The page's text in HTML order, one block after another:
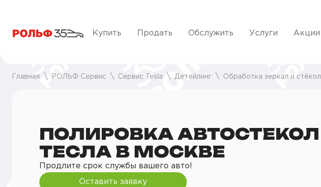
Купить Продать Обслужить Услуги Акции
Главная РОЛЬФ Сервис Сервис Tesla Детейлинг Обработка зеркал и стёкол
ПОЛИРОВКА АВТОСТЕКОЛ
ТЕСЛА В МОСКВЕ
Продлите срок службы вашего авто!
Оставить заявку